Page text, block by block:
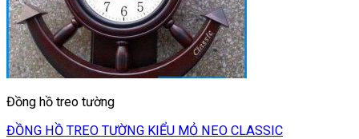
Đồng hồ treo tường
ĐỒNG HỒ TREO TƯỜNG KIỂU MỎ NEO CLASSIC